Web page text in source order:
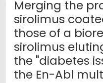
Merging the
sirolimus
those of a
sirolimus
the "diabetes
the En-Abl